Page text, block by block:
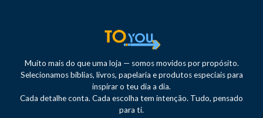
Muito mais do que uma loja — somos movidos por propósito.
Selecionamos bíblias, livros, papelaria e produtos especiais para
inspirar o teu dia a dia.
Cada detalhe conta. Cada escolha tem intenção. Tudo, pensado
para ti.